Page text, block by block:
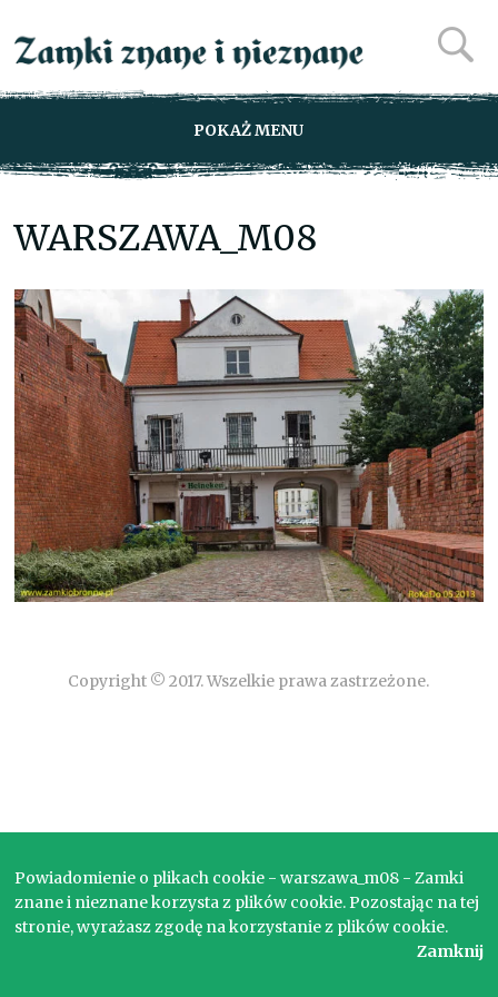
POKAŻ MENU
WARSZAWA_M08
Copyright © 2017. Wszelkie prawa zastrzeżone.
Powiadomienie o plikach cookie - warszawa_m08 - Zamki
znane i nieznane korzysta z plików cookie. Pozostając na tej
stronie, wyrażasz zgodę na korzystanie z plików cookie.
Zamknij